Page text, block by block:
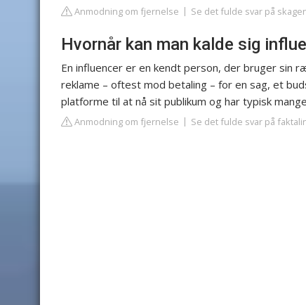
Anmodning om fjernelse Se det fulde svar på
Hvornår kan man kalde sig
En influencer er en kendt person, der bruger sin
reklame – oftest mod betaling – for en sag, et
platforme til at nå sit publikum og har typisk
Anmodning om fjernelse Se det fulde svar på